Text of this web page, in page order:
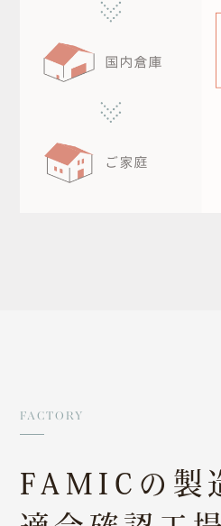
往診クリニック
殺処分ゼロをめざして
スタートアップ支援
FACTORY
FAMICの製